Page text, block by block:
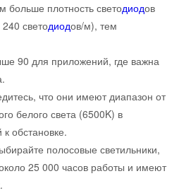
больше плотность светодиодов
светодиодов/м), тем
90 для приложений, где важна
что они имеют диапазон от
белого света (6500K) в
обстановке.
полосовые светильники,
25 000 часов работы и имеют